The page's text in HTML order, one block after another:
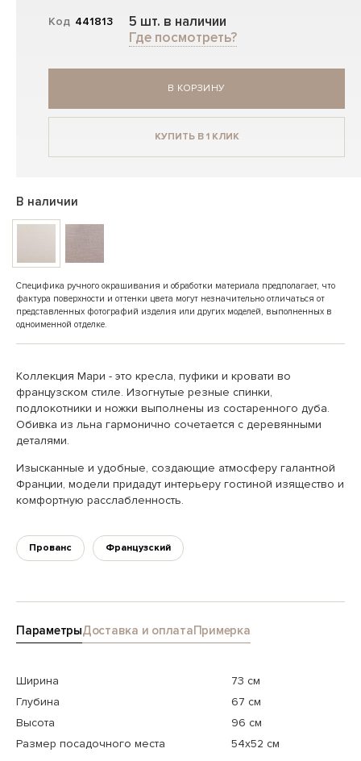
Код 441813
5 шт. в наличии
Где посмотреть?
В КОРЗИНУ
КУПИТЬ В 1 КЛИК
В наличии
Специфика ручного окрашивания и обработки материала предполагает, что
фактура поверхности и оттенки цвета могут незначительно отличаться от
представленных фотографий изделия или других моделей, выполненных в
одноименной отделке.
Коллекция Мари - это кресла, пуфики и кровати во
французском стиле. Изогнутые резные спинки,
подлокотники и ножки выполнены из состаренного дуба.
Обивка из льна гармонично сочетается с деревянными
деталями.
Изысканные и удобные, создающие атмосферу галантной
Франции, модели придадут интерьеру гостиной изящество и
комфортную расслабленность.
Прованс Французский
ПараметрыДоставка и оплатаПримерка
Ширина
73 см
Глубина
67 см
Высота
96 см
Размер посадочного места
54х52 см